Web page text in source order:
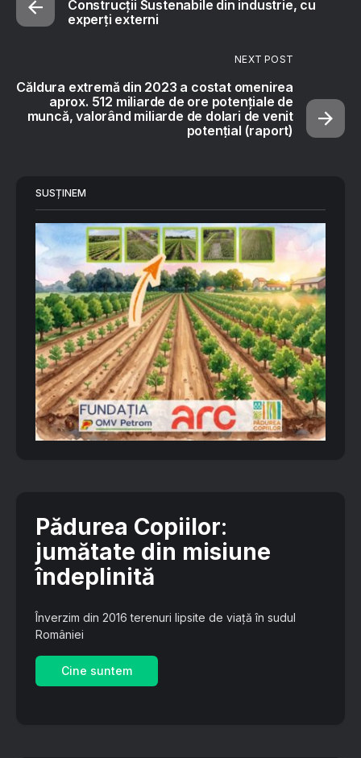
Construcții Sustenabile din industrie, cu
experți externi
NEXT POST
Căldura extremă din 2023 a costat omenirea
aprox. 512 miliarde de ore potenţiale de
muncă, valorând miliarde de dolari de venit
potenţial (raport)
SUSȚINEM
Pădurea Copiilor:
jumătate din misiune
îndeplinită
Înverzim din 2016 terenuri lipsite de viață în sudul
României
Cine suntem